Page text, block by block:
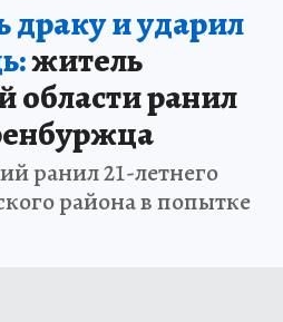
драку и ударил
житель
области ранил
ранил 21-летнего
района в попытке